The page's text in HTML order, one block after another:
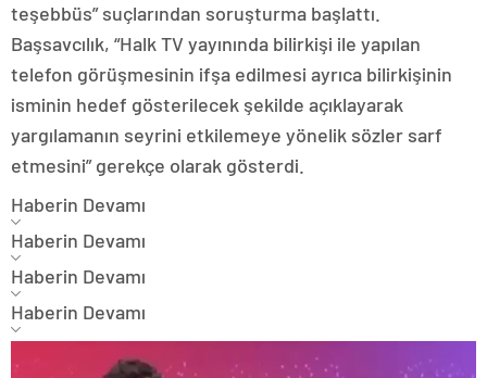
teşebbüs” suçlarından soruşturma başlattı.
Başsavcılık, “Halk TV yayınında bilirkişi ile yapılan
telefon görüşmesinin ifşa edilmesi ayrıca bilirkişinin
isminin hedef gösterilecek şekilde açıklayarak
yargılamanın seyrini etkilemeye yönelik sözler sarf
etmesini” gerekçe olarak gösterdi.
Haberin Devamı
Haberin Devamı
Haberin Devamı
Haberin Devamı